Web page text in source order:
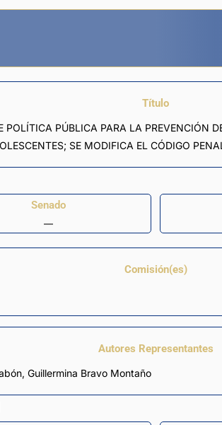
Título
PÚBLICA PARA LA PREVENCIÓN
SE MODIFICA EL CÓDIGO
Senado
—
Comisión(es)
Autores Representantes
, Guillermina Bravo Montaño